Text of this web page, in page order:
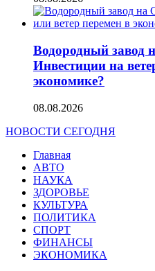
Водородный завод
Инвестиции на
экономике?
08.08.2026
НОВОСТИ СЕГОДНЯ
Главная
АВТО
НАУКА
ЗДОРОВЬЕ
КУЛЬТУРА
ПОЛИТИКА
СПОРТ
ФИНАНСЫ
ЭКОНОМИКА